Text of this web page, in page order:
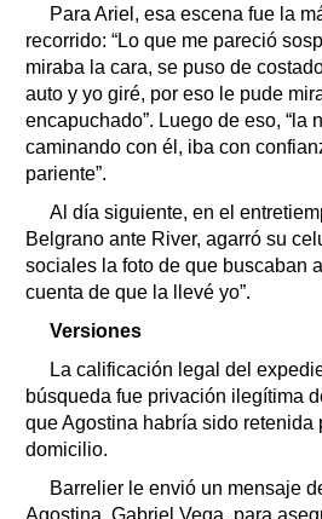
Para Ariel, esa escena fue la
recorrido: “Lo que me pareció
miraba la cara, se puso de
auto y yo giré, por eso le pude
encapuchado”. Luego de eso, “la
caminando con él, iba con
pariente”.
Al día siguiente, en el
Belgrano ante River, agarró su
sociales la foto de que buscaban
cuenta de que la llevé yo”.
Versiones
La calificación legal del
búsqueda fue privación ilegítima
que Agostina habría sido retenida
domicilio.
Barrelier le envió un mensaje